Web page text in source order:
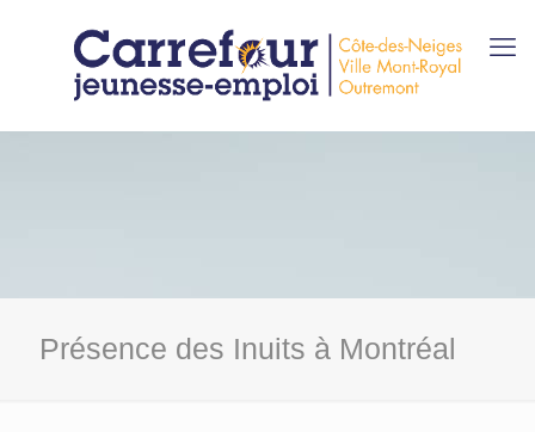
Présence des Inuits à Montréal